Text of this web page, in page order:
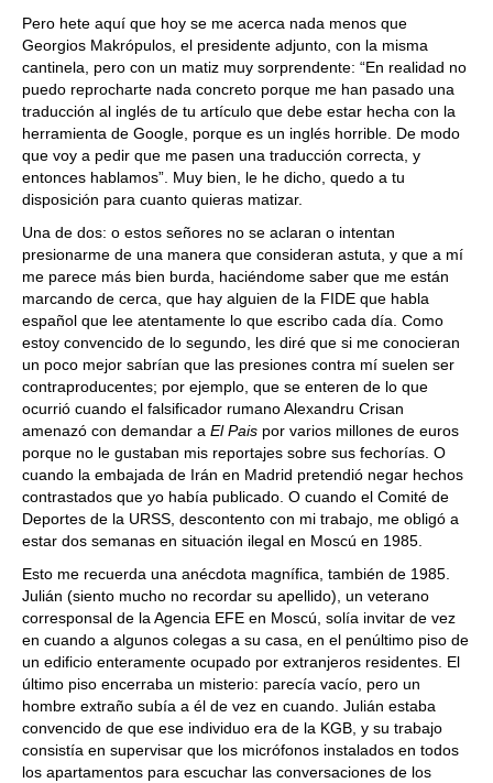
Pero hete aquí que hoy se me acerca nada menos que
Georgios Makrópulos, el presidente adjunto, con la misma
cantinela, pero con un matiz muy sorprendente: “En realidad no
puedo reprocharte nada concreto porque me han pasado una
traducción al inglés de tu artículo que debe estar hecha con la
herramienta de Google, porque es un inglés horrible. De modo
que voy a pedir que me pasen una traducción correcta, y
entonces hablamos”. Muy bien, le he dicho, quedo a tu
disposición para cuanto quieras matizar.
Una de dos: o estos señores no se aclaran o intentan
presionarme de una manera que consideran astuta, y que a mí
me parece más bien burda, haciéndome saber que me están
marcando de cerca, que hay alguien de la FIDE que habla
español que lee atentamente lo que escribo cada día. Como
estoy convencido de lo segundo, les diré que si me conocieran
un poco mejor sabrían que las presiones contra mí suelen ser
contraproducentes; por ejemplo, que se enteren de lo que
ocurrió cuando el falsificador rumano Alexandru Crisan
amenazó con demandar a El Pais por varios millones de euros
porque no le gustaban mis reportajes sobre sus fechorías. O
cuando la embajada de Irán en Madrid pretendió negar hechos
contrastados que yo había publicado. O cuando el Comité de
Deportes de la URSS, descontento con mi trabajo, me obligó a
estar dos semanas en situación ilegal en Moscú en 1985.
Esto me recuerda una anécdota magnífica, también de 1985.
Julián (siento mucho no recordar su apellido), un veterano
corresponsal de la Agencia EFE en Moscú, solía invitar de vez
en cuando a algunos colegas a su casa, en el penúltimo piso de
un edificio enteramente ocupado por extranjeros residentes. El
último piso encerraba un misterio: parecía vacío, pero un
hombre extraño subía a él de vez en cuando. Julián estaba
convencido de que ese individuo era de la KGB, y su trabajo
consistía en supervisar que los micrófonos instalados en todos
los apartamentos para escuchar las conversaciones de los